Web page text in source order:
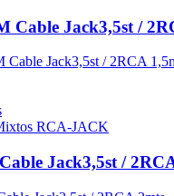
Cable Jack3,5st /
RCA-JACK
Jack3,5st /